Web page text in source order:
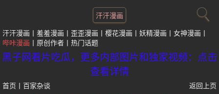
汗汗漫画
汗汗漫画 羞羞漫画 歪歪漫画 樱花漫画 妖精漫画
女神漫画
哔咔漫画
原创作者 热门话题
黑子网看片吃瓜，更多内部图片和独家视频：点击
查看详情
首页 百家杂谈
返回上页